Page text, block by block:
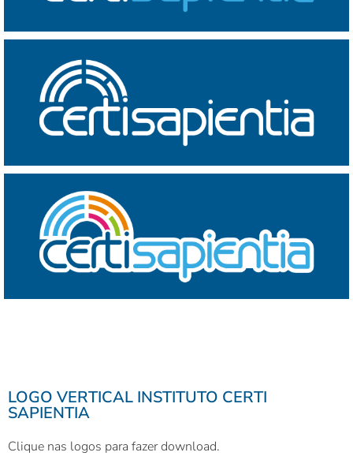
LOGO VERTICAL INSTITUTO CERTI
SAPIENTIA
Clique nas logos para fazer download.